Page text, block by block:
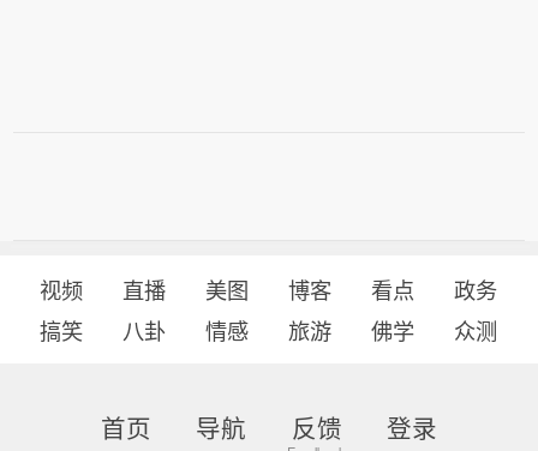
视频 直播 美图 博客 看点
政务
搞笑
八卦 情感 旅游 佛学 众测
首页 导航 反馈 登录